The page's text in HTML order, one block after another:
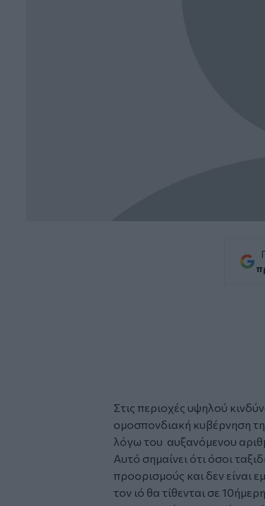
Στις περιοχές υψηλού
ομοσπονδιακή κυβέρνηση
λόγω του αυξανόμενου
Αυτό σημαίνει ότι όσοι
προορισμούς και δεν είναι
τον ιό θα τίθενται σε